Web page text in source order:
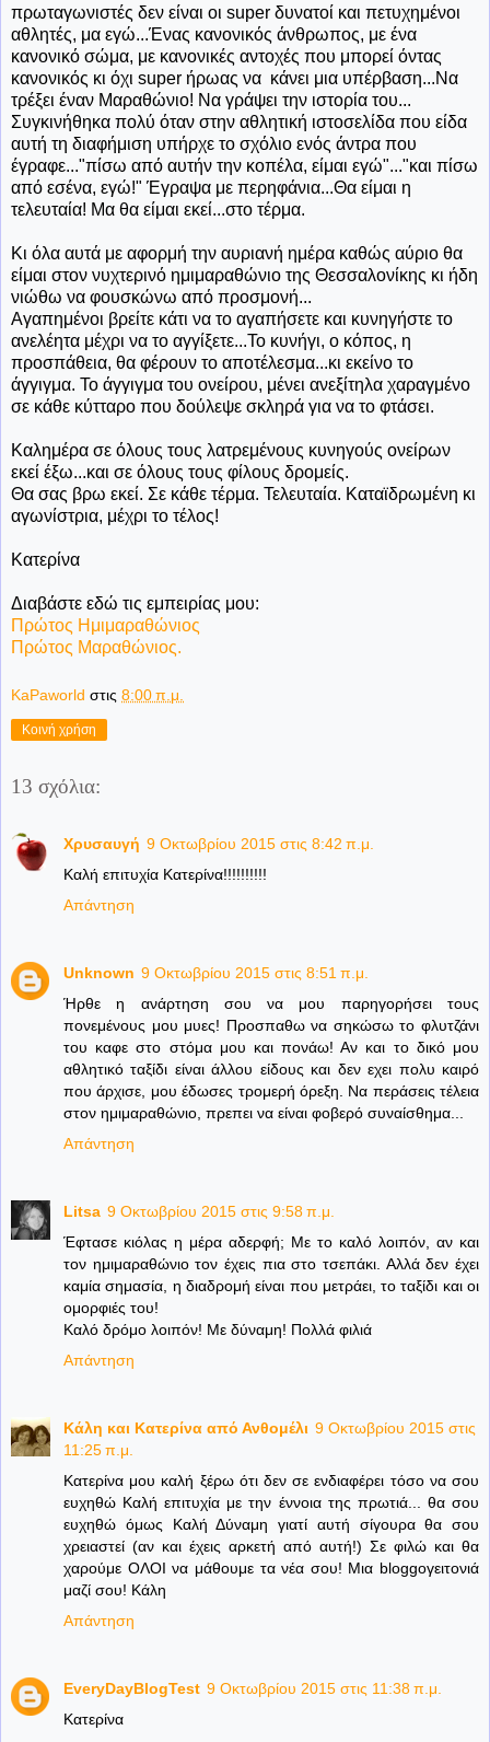
πρωταγωνιστές δεν είναι οι super δυνατοί και πετυχημένοι
αθλητές, μα εγώ...Ένας κανονικός άνθρωπος, με ένα
κανονικό σώμα, με κανονικές αντοχές που μπορεί όντας
κανονικός κι όχι super ήρωας να κάνει μια υπέρβαση...Να
τρέξει έναν Μαραθώνιο! Να γράψει την ιστορία του...
Συγκινήθηκα πολύ όταν στην αθλητική ιστοσελίδα που είδα
αυτή τη διαφήμιση υπήρχε το σχόλιο ενός άντρα που
έγραφε..."πίσω από αυτήν την κοπέλα, είμαι εγώ"..."και πίσω
από εσένα, εγώ!" Έγραψα με περηφάνια...Θα είμαι η
τελευταία! Μα θα είμαι εκεί...στο τέρμα.
Κι όλα αυτά με αφορμή την αυριανή ημέρα καθώς αύριο θα
είμαι στον νυχτερινό ημιμαραθώνιο της Θεσσαλονίκης κι ήδη
νιώθω να φουσκώνω από προσμονή...
Αγαπημένοι βρείτε κάτι να το αγαπήσετε και κυνηγήστε το
ανελέητα μέχρι να το αγγίξετε...Το κυνήγι, ο κόπος, η
προσπάθεια, θα φέρουν το αποτέλεσμα...κι εκείνο το
άγγιγμα. Το άγγιγμα του ονείρου, μένει ανεξίτηλα χαραγμένο
σε κάθε κύτταρο που δούλεψε σκληρά για να το φτάσει.
Καλημέρα σε όλους τους λατρεμένους κυνηγούς ονείρων
εκεί έξω...και σε όλους τους φίλους δρομείς.
Θα σας βρω εκεί. Σε κάθε τέρμα. Τελευταία. Καταϊδρωμένη κι
αγωνίστρια, μέχρι το τέλος!
Κατερίνα
Διαβάστε εδώ τις εμπειρίας μου:
Πρώτος Ημιμαραθώνιος
Πρώτος Μαραθώνιος.
KaPaworld στις 8:00 π.μ.
Κοινή χρήση
13 σχόλια:
Χρυσαυγή 9 Οκτωβρίου 2015 στις 8:42 π.μ.
Καλή επιτυχία Κατερίνα!!!!!!!!!!
Απάντηση
Unknown 9 Οκτωβρίου 2015 στις 8:51 π.μ.
Ήρθε η ανάρτηση σου να μου παρηγορήσει τους
πονεμένους μου μυες! Προσπαθω να σηκώσω το φλυτζάνι
του καφε στο στόμα μου και πονάω! Αν και το δικό μου
αθλητικό ταξίδι είναι άλλου είδους και δεν εχει πολυ καιρό
που άρχισε, μου έδωσες τρομερή όρεξη. Να περάσεις τέλεια
στον ημιμαραθώνιο, πρεπει να είναι φοβερό συναίσθημα...
Απάντηση
Litsa 9 Οκτωβρίου 2015 στις 9:58 π.μ.
Έφτασε κιόλας η μέρα αδερφή; Με το καλό λοιπόν, αν και
τον ημιμαραθώνιο τον έχεις πια στο τσεπάκι. Αλλά δεν έχει
καμία σημασία, η διαδρομή είναι που μετράει, το ταξίδι και οι
ομορφιές του!
Καλό δρόμο λοιπόν! Με δύναμη! Πολλά φιλιά
Απάντηση
Κάλη και Κατερίνα από Ανθομέλι 9 Οκτωβρίου 2015 στις
11:25 π.μ.
Κατερίνα μου καλή ξέρω ότι δεν σε ενδιαφέρει τόσο να σου
ευχηθώ Καλή επιτυχία με την έννοια της πρωτιά... θα σου
ευχηθώ όμως Καλή Δύναμη γιατί αυτή σίγουρα θα σου
χρειαστεί (αν και έχεις αρκετή από αυτή!) Σε φιλώ και θα
χαρούμε ΟΛΟΙ να μάθουμε τα νέα σου! Μια bloggoγειτονιά
μαζί σου! Κάλη
Απάντηση
EveryDayBlogTest 9 Οκτωβρίου 2015 στις 11:38 π.μ.
Κατερίνα